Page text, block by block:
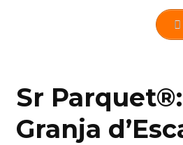
Sr
Granja